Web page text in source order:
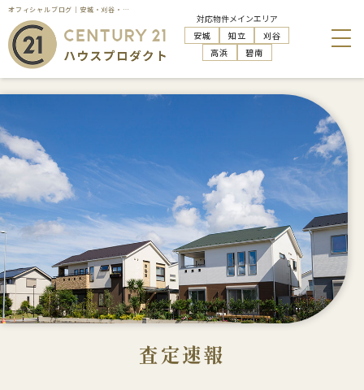
オフィシャルブログ｜安城・刈谷・知立・高浜の不動産売却はハウスプロダクト
対応物件メインエリア
安城
知立
刈谷
高浜
碧南
査定速報